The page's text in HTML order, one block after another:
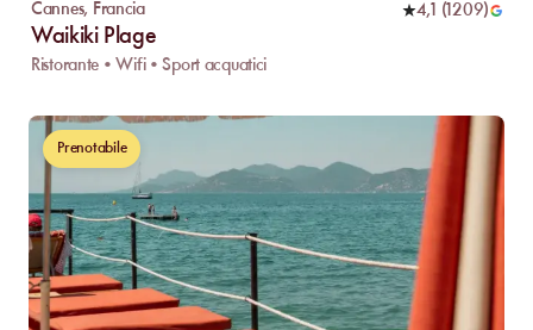
Cannes, Francia 4,1 (1209)
Waikiki Plage
Ristorante • Wifi • Sport acquatici
Prenotabile